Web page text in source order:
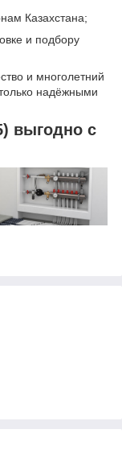
Казахстана;
и подбору
и многолетний
надёжными
выгодно с